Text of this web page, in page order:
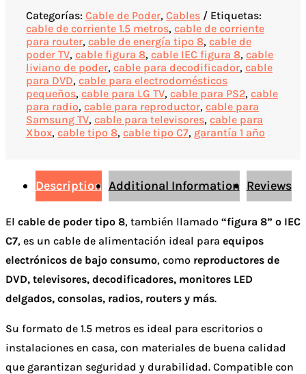
Categorías: Cable de Poder, Cables
Etiquetas:
cable de corriente 1.5 metros, cable de corriente
para router, cable de energía tipo 8, cable de
poder TV, cable figura 8, cable IEC figura 8, cable
liviano de poder, cable para decodificador, cable
para DVD, cable para electrodomésticos
pequeños, cable para LG TV, cable para PS2, cable
para radio, cable para reproductor, cable para
Samsung TV, cable para televisores, cable para
Xbox, cable tipo 8, cable tipo C7, garantía 1 año
Description Additional Information Reviews
El cable de poder tipo 8, también llamado “figura 8” o IEC
C7, es un cable de alimentación ideal para equipos
electrónicos de bajo consumo, como reproductores de
DVD, televisores, decodificadores, monitores LED
delgados, consolas, radios, routers y más.
Su formato de 1.5 metros es ideal para escritorios o
instalaciones en casa, con materiales de buena calidad
que garantizan seguridad y durabilidad. Compatible con